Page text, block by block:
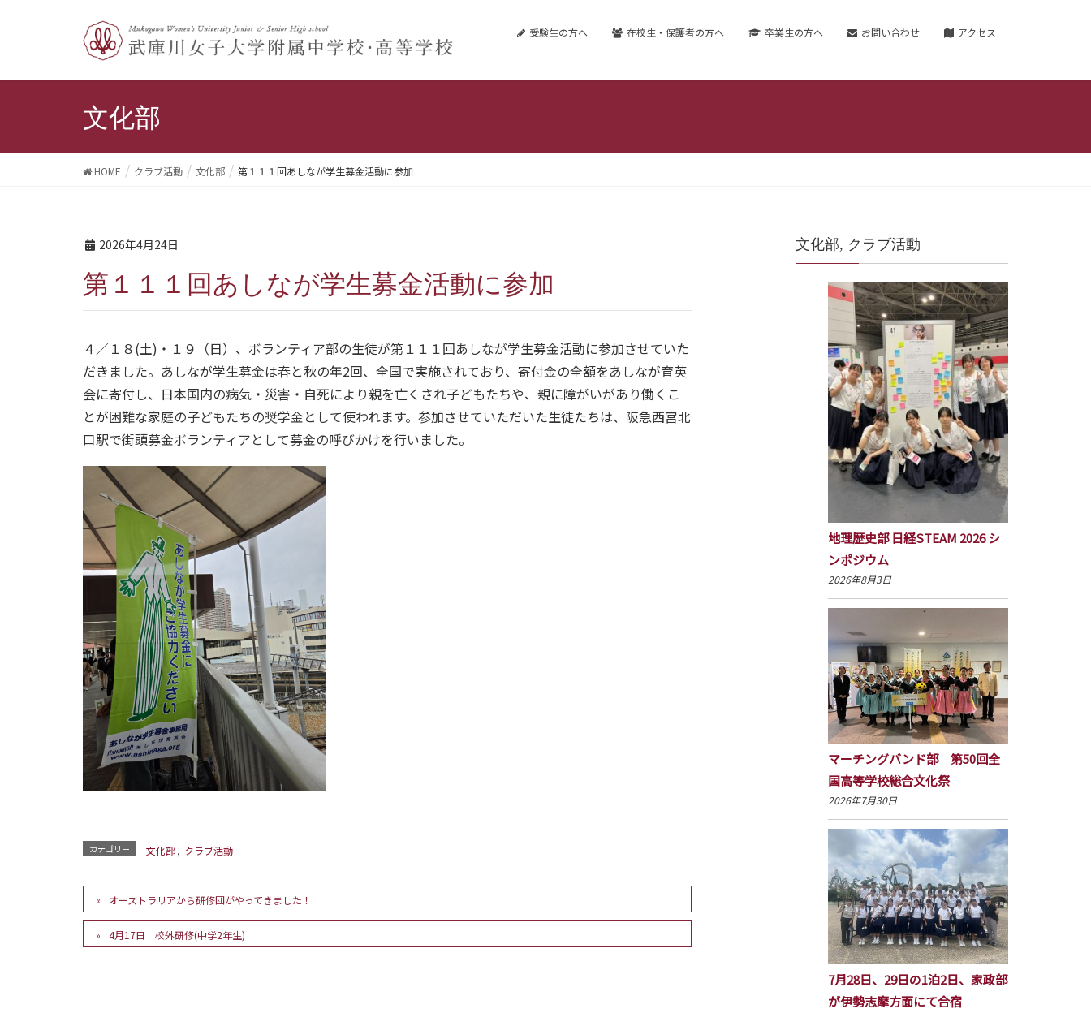
受験生の方へ 在校生・保護者の方へ 卒業生の方へ お問い合わせ アクセス
文化部
HOME クラブ活動 文化部 第１１１回あしなが学生募金活動に参加
2026年4月24日
第１１１回あしなが学生募金活動に参加
４／１８(土)・１９（日）、ボランティア部の生徒が第１１１回あしなが学生募金活動に参加させていた
だきました。あしなが学生募金は春と秋の年2回、全国で実施されており、寄付金の全額をあしなが育英
会に寄付し、日本国内の病気・災害・自死により親を亡くされ子どもたちや、親に障がいがあり働くこ
とが困難な家庭の子どもたちの奨学金として使われます。参加させていただいた生徒たちは、阪急西宮北
口駅で街頭募金ボランティアとして募金の呼びかけを行いました。
カテゴリー 文化部, クラブ活動
オーストラリアから研修団がやってきました！
4月17日 校外研修(中学2年生)
文化部, クラブ活動
地理歴史部 日経STEAM 2026 シ
ンポジウム
2026年8月3日
マーチングバンド部 第50回全
国高等学校総合文化祭
2026年7月30日
7月28日、29日の1泊2日、家政部
が伊勢志摩方面にて合宿